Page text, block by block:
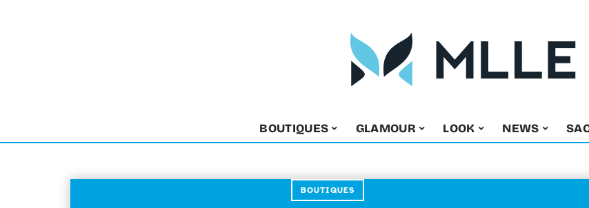
BOUTIQUES GLAMOUR LOOK NEWS
BOUTIQUES